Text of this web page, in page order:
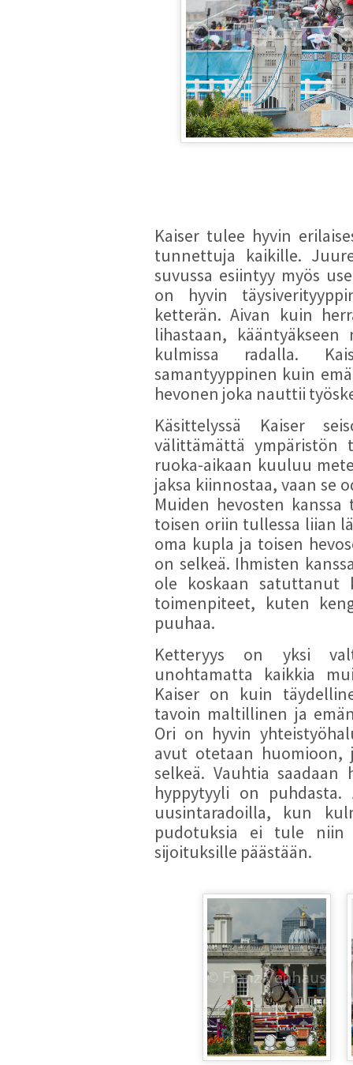
Kaiser tulee hyvin
tunnettuja kaikille.
suvussa esiintyy myös
on hyvin
ketterän. Aivan kuin
lihastaan, kääntyäkseen
kulmissa radalla.
samantyyppinen kuin
hevonen joka nauttii
Käsittelyssä Kaiser
välittämättä ympäristön
ruoka-aikaan kuuluu
jaksa kiinnostaa, vaan se
Muiden hevosten
toisen oriin tullessa liian
oma kupla ja toisen
on selkeä. Ihmisten
ole koskaan satuttanut
toimenpiteet, kuten
puuhaa.
Ketteryys on yksi
unohtamatta kaikkia
Kaiser on kuin
tavoin maltillinen ja
Ori on hyvin
avut otetaan huomioon,
selkeä. Vauhtia
hyppytyyli on
uusintaradoilla, kun
pudotuksia ei tule
sijoituksille päästään.